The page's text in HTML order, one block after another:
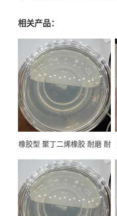
相关产品：
橡胶型 聚丁二烯橡胶 耐磨 耐
性